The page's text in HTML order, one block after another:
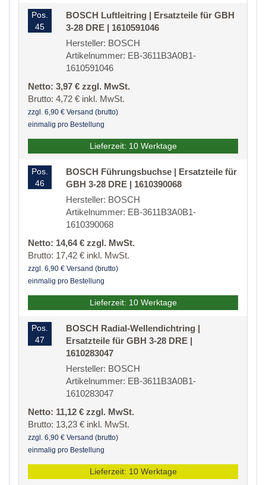
Pos.
45
BOSCH Luftleitring | Ersatzteile für GBH
3-28 DRE | 1610591046
Hersteller: BOSCH
Artikelnummer: EB-3611B3A0B1-
1610591046
Netto: 3,97 € zzgl. MwSt.
Brutto: 4,72 € inkl. MwSt.
zzgl. 6,90 € Versand (brutto)
einmalig pro Bestellung
Lieferzeit: 10 Werktage
Pos.
46
BOSCH Führungsbuchse | Ersatzteile für
GBH 3-28 DRE | 1610390068
Hersteller: BOSCH
Artikelnummer: EB-3611B3A0B1-
1610390068
Netto: 14,64 € zzgl. MwSt.
Brutto: 17,42 € inkl. MwSt.
zzgl. 6,90 € Versand (brutto)
einmalig pro Bestellung
Lieferzeit: 10 Werktage
Pos.
47
BOSCH Radial-Wellendichtring |
Ersatzteile für GBH 3-28 DRE |
1610283047
Hersteller: BOSCH
Artikelnummer: EB-3611B3A0B1-
1610283047
Netto: 11,12 € zzgl. MwSt.
Brutto: 13,23 € inkl. MwSt.
zzgl. 6,90 € Versand (brutto)
einmalig pro Bestellung
Lieferzeit: 10 Werktage